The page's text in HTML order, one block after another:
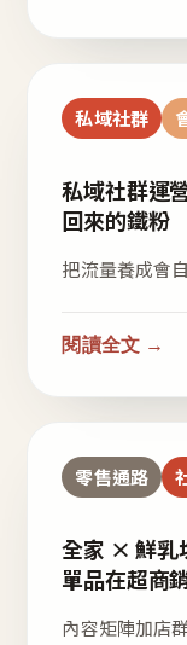
私域社群
私域社群運
回來的鐵粉
把流量養成會
閱讀全文 →
零售通路
全家 × 鮮乳
單品在超商
內容矩陣加店